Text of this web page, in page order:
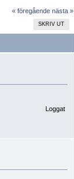
« föregående nästa »
SKRIV UT
Loggat